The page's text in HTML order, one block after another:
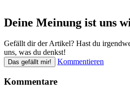
Deine Meinung ist uns
Gefällt dir der Artikel? Hast du
uns, was du denkst!
Das gefällt mir! Kommentieren
Kommentare